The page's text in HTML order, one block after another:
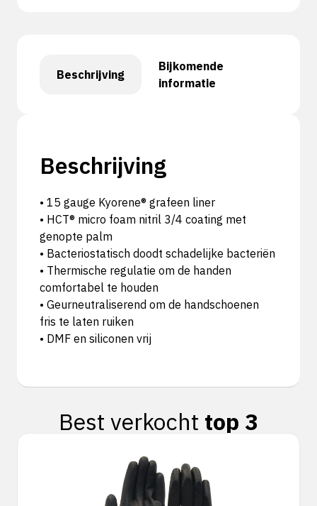
Beschrijving
Bijkomende
informatie
Beschrijving
• 15 gauge Kyorene® grafeen liner
• HCT® micro foam nitril 3/4 coating met
genopte palm
• Bacteriostatisch doodt schadelijke bacteriën
• Thermische regulatie om de handen
comfortabel te houden
• Geurneutraliserend om de handschoenen
fris te laten ruiken
• DMF en siliconen vrij
Best verkocht top 3